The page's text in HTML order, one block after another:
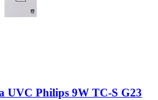
UVC Philips 9W TC-​S G23